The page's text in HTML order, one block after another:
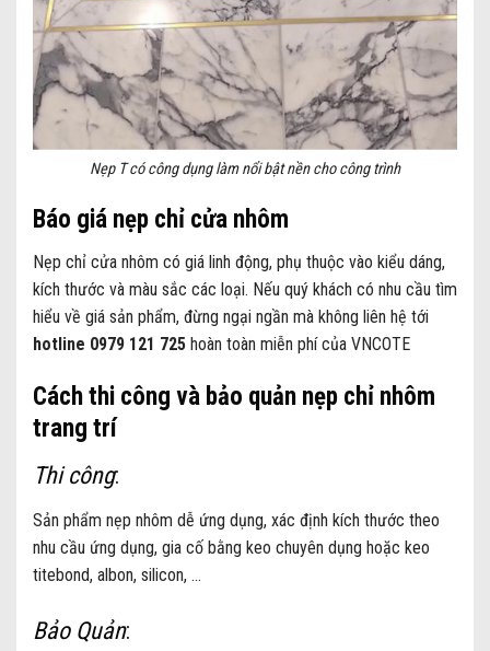
Nẹp T có công dụng làm nổi bật nền cho công trình
Báo giá nẹp chỉ cửa nhôm
Nẹp chỉ cửa nhôm có giá linh động, phụ thuộc vào kiểu dáng,
kích thước và màu sắc các loại. Nếu quý khách có nhu cầu tìm
hiểu về giá sản phẩm, đừng ngại ngần mà không liên hệ tới
hotline 0979 121 725 hoàn toàn miễn phí của VNCOTE
Cách thi công và bảo quản nẹp chỉ nhôm
trang trí
Thi công:
Sản phẩm nẹp nhôm dễ ứng dụng, xác định kích thước theo
nhu cầu ứng dụng, gia cố bằng keo chuyên dụng hoặc keo
titebond, albon, silicon, …
Bảo Quản: